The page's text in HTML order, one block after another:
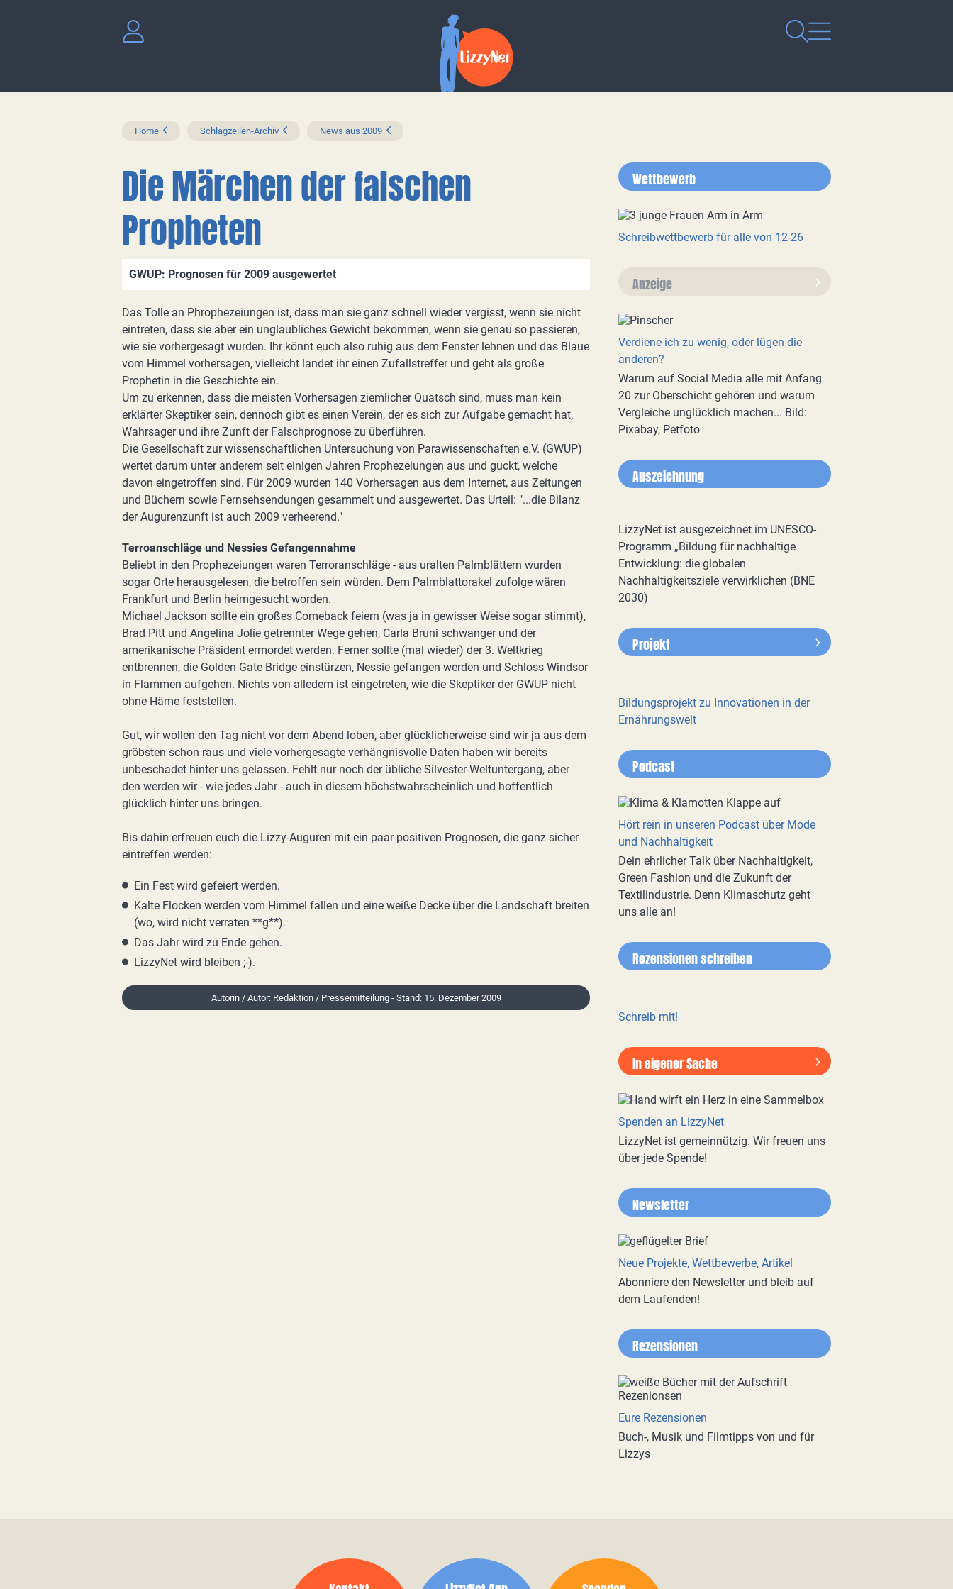
Home Schlagzeilen-Archiv News aus 2009
Die Märchen der falschen
Propheten
GWUP: Prognosen für 2009 ausgewertet
Das Tolle an Phrophezeiungen ist, dass man sie ganz schnell wieder vergisst, wenn sie nicht
eintreten, dass sie aber ein unglaubliches Gewicht bekommen, wenn sie genau so passieren,
wie sie vorhergesagt wurden. Ihr könnt euch also ruhig aus dem Fenster lehnen und das Blaue
vom Himmel vorhersagen, vielleicht landet ihr einen Zufallstreffer und geht als große
Prophetin in die Geschichte ein.
Um zu erkennen, dass die meisten Vorhersagen ziemlicher Quatsch sind, muss man kein
erklärter Skeptiker sein, dennoch gibt es einen Verein, der es sich zur Aufgabe gemacht hat,
Wahrsager und ihre Zunft der Falschprognose zu überführen.
Die Gesellschaft zur wissenschaftlichen Untersuchung von Parawissenschaften e.V. (GWUP)
wertet darum unter anderem seit einigen Jahren Prophezeiungen aus und guckt, welche
davon eingetroffen sind. Für 2009 wurden 140 Vorhersagen aus dem Internet, aus Zeitungen
und Büchern sowie Fernsehsendungen gesammelt und ausgewertet. Das Urteil: "...die Bilanz
der Augurenzunft ist auch 2009 verheerend."
Terroanschläge und Nessies Gefangennahme
Beliebt in den Prophezeiungen waren Terroranschläge - aus uralten Palmblättern wurden
sogar Orte herausgelesen, die betroffen sein würden. Dem Palmblattorakel zufolge wären
Frankfurt und Berlin heimgesucht worden.
Michael Jackson sollte ein großes Comeback feiern (was ja in gewisser Weise sogar stimmt),
Brad Pitt und Angelina Jolie getrennter Wege gehen, Carla Bruni schwanger und der
amerikanische Präsident ermordet werden. Ferner sollte (mal wieder) der 3. Weltkrieg
entbrennen, die Golden Gate Bridge einstürzen, Nessie gefangen werden und Schloss Windsor
in Flammen aufgehen. Nichts von alledem ist eingetreten, wie die Skeptiker der GWUP nicht
ohne Häme feststellen.
Gut, wir wollen den Tag nicht vor dem Abend loben, aber glücklicherweise sind wir ja aus dem
gröbsten schon raus und viele vorhergesagte verhängnisvolle Daten haben wir bereits
unbeschadet hinter uns gelassen. Fehlt nur noch der übliche Silvester-Weltuntergang, aber
den werden wir - wie jedes Jahr - auch in diesem höchstwahrscheinlich und hoffentlich
glücklich hinter uns bringen.
Bis dahin erfreuen euch die Lizzy-Auguren mit ein paar positiven Prognosen, die ganz sicher
eintreffen werden:
Ein Fest wird gefeiert werden.
Kalte Flocken werden vom Himmel fallen und eine weiße Decke über die Landschaft breiten
(wo, wird nicht verraten **g**).
Das Jahr wird zu Ende gehen.
LizzyNet wird bleiben ;-).
Autorin / Autor: Redaktion / Pressemitteilung - Stand: 15. Dezember 2009
Wettbewerb
Schreibwettbewerb für alle von 12-26
Anzeige
Verdiene ich zu wenig, oder lügen die
anderen?
Warum auf Social Media alle mit Anfang
20 zur Oberschicht gehören und warum
Vergleiche unglücklich machen... Bild:
Pixabay, Petfoto
Auszeichnung
LizzyNet ist ausgezeichnet im UNESCO-
Programm „Bildung für nachhaltige
Entwicklung: die globalen
Nachhaltigkeitsziele verwirklichen (BNE
2030)
Projekt
Bildungsprojekt zu Innovationen in der
Ernährungswelt
Podcast
Hört rein in unseren Podcast über Mode
und Nachhaltigkeit
Dein ehrlicher Talk über Nachhaltigkeit,
Green Fashion und die Zukunft der
Textilindustrie. Denn Klimaschutz geht
uns alle an!
Rezensionen schreiben
Schreib mit!
In eigener Sache
Spenden an LizzyNet
LizzyNet ist gemeinnützig. Wir freuen uns
über jede Spende!
Newsletter
Neue Projekte, Wettbewerbe, Artikel
Abonniere den Newsletter und bleib auf
dem Laufenden!
Rezensionen
Eure Rezensionen
Buch-, Musik und Filmtipps von und für
Lizzys